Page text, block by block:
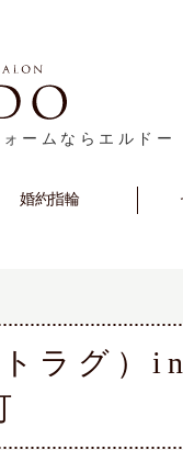
ームならエルドー
婚約指輪
Engagement
ラグ）